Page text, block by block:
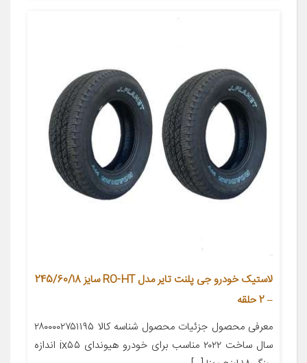
لاستیک خودرو جی پلنت تایر مدل RO-HT سایز 245/60/18
– 2 حلقه
معرفی محصول جزئیات محصول شناسه کالا ۲۸۰۰۰۰۲۷۵۱۱۹۵
سال ساخت ۲۰۲۲ مناسب برای خودرو هیوندای ix۵۵ اندازه